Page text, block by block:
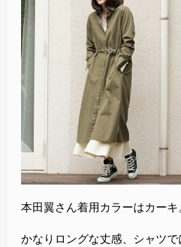
本田翼さん着用カラーはカーキ
かなりロングな丈感、シャツ